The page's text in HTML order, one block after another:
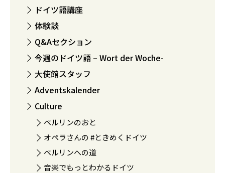
ドイツ語講座
体験談
Q&Aセクション
今週のドイツ語 – Wort der Woche-
大使館スタッフ
Adventskalender
Culture
ベルリンのおと
オペラさんの #ときめくドイツ
ベルリンへの道
音楽でもっとわかるドイツ